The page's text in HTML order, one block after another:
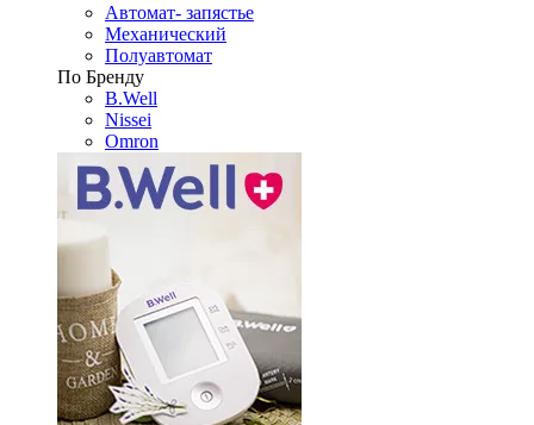
Автомат- запястье
Механический
Полуавтомат
По Бренду
B.Well
Nissei
Omron